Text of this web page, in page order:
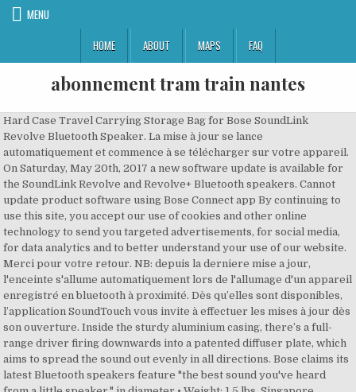
MENU
HOME
ABOUT MAPS FAQ
abonnement tram train nantes
Hard Case Travel Carrying Storage Bag for Bose SoundLink
Revolve Bluetooth Speaker. La mise à jour se lance
automatiquement et commence à se télécharger sur votre appareil.
On Saturday, May 20th, 2017 a new software update is available for
the SoundLink Revolve and Revolve+ Bluetooth speakers. Cannot
update product software using Bose Connect app By continuing to
use this site, you accept our use of cookies and other online
technology to send you targeted advertisements, for social media,
for data analytics and to better understand your use of our website.
Merci pour votre retour. NB: depuis la derniere mise a jour,
l'enceinte s'allume automatiquement lors de l'allumage d'un appareil
enregistré en bluetooth à proximité. Dès qu’elles sont disponibles,
l’application SoundTouch vous invite à effectuer les mises à jour dès
son ouverture. Inside the sturdy aluminium casing, there’s a full-
range driver firing downwards into a patented diffuser plate, which
aims to spread the sound out evenly in all directions. Bose claims its
latest Bluetooth speakers feature "the best sound you've heard